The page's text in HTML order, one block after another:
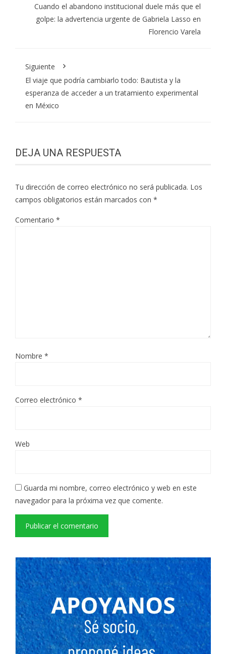
Cuando el abandono institucional duele más que el
golpe: la advertencia urgente de Gabriela Lasso en
Florencio Varela
Siguiente
El viaje que podría cambiarlo todo: Bautista y la
esperanza de acceder a un tratamiento experimental
en México
DEJA UNA RESPUESTA
Tu dirección de correo electrónico no será publicada. Los
campos obligatorios están marcados con *
Comentario *
Nombre *
Correo electrónico *
Web
Guarda mi nombre, correo electrónico y web en este
navegador para la próxima vez que comente.